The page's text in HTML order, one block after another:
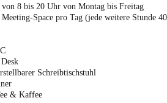
von 8 bis 20 Uhr von Montag bis Freitag
Space pro Tag (jede weitere Stunde
Schreibtischstuhl
& Kaffee